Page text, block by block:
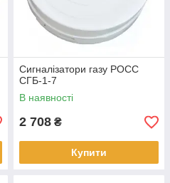
Сигналізатори газу РОСС
СГБ-1-7
В наявності
2 708 ₴
Купити